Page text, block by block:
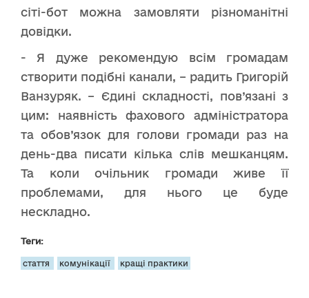
сіті-бот можна замовляти різноманітні
довідки.
- Я дуже рекомендую всім громадам
створити подібні канали, – радить Григорій
Ванзуряк. – Єдині складності, пов’язані з
цим: наявність фахового адміністратора
та обов’язок для голови громади раз на
день-два писати кілька слів мешканцям.
Та коли очільник громади живе її
проблемами, для нього це буде
нескладно.
Теги:
стаття комунікації кращі практики